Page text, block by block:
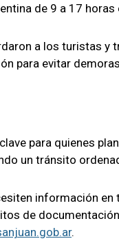
de 9 a 17
a los turistas y
para evitar
para quienes
un tránsito
información
de
.